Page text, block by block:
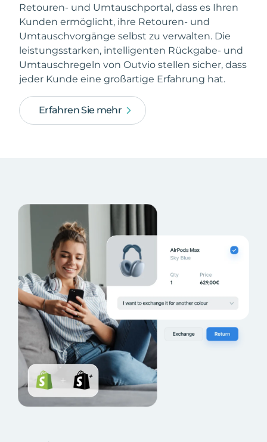
Retouren- und Umtauschportal, dass es Ihren
Kunden ermöglicht, ihre Retouren- und
Umtauschvorgänge selbst zu verwalten. Die
leistungsstarken, intelligenten Rückgabe- und
Umtauschregeln von Outvio stellen sicher, dass
jeder Kunde eine großartige Erfahrung hat.
Erfahren Sie mehr